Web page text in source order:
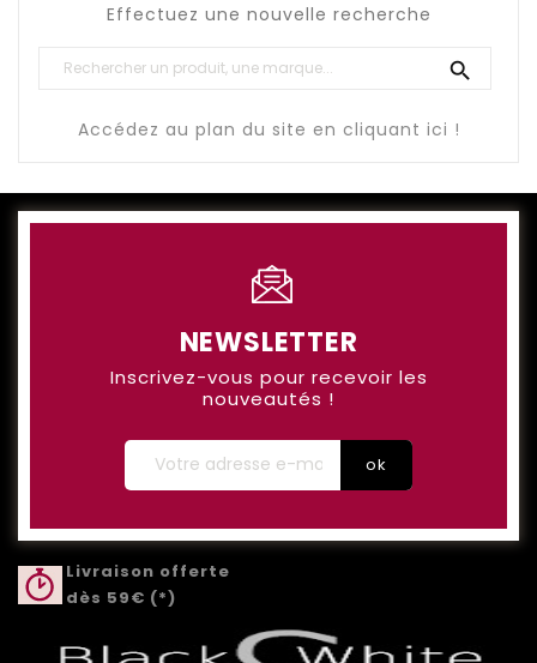
Effectuez une nouvelle recherche

Accédez au plan du site en cliquant ici !
NEWSLETTER
Inscrivez-vous pour recevoir les
nouveautés !
Livraison offerte
dès 59€ (*)